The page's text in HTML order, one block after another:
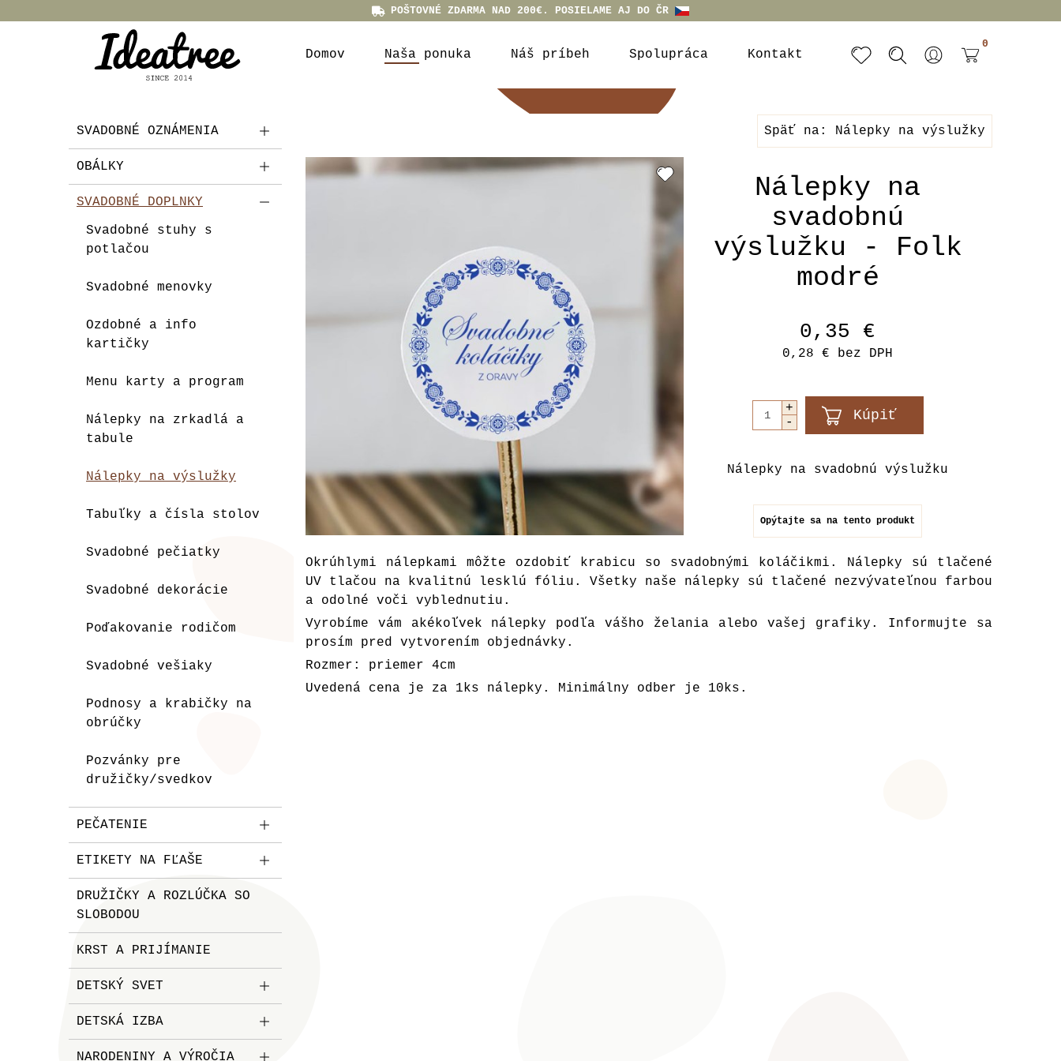
POŠTOVNÉ ZDARMA NAD 200€. POSIELAME AJ DO ČR
Domov Naša ponuka Náš príbeh Spolupráca Kontakt
0
SVADOBNÉ OZNÁMENIA
OBÁLKY
SVADOBNÉ DOPLNKY
Svadobné stuhy s
potlačou
Svadobné menovky
Ozdobné a info
kartičky
Menu karty a program
Nálepky na zrkadlá a
tabule
Nálepky na výslužky
Tabuľky a čísla stolov
Svadobné pečiatky
Svadobné dekorácie
Poďakovanie rodičom
Svadobné vešiaky
Podnosy a krabičky na
obrúčky
Pozvánky pre
družičky/svedkov
PEČATENIE
ETIKETY NA FĽAŠE
DRUŽIČKY A ROZLÚČKA SO
SLOBODOU
KRST A PRIJÍMANIE
DETSKÝ SVET
DETSKÁ IZBA
NARODENINY A VÝROČIA
Späť na: Nálepky na výslužky
Nálepky na
svadobnú
výslužku - Folk
modré
0,35 €
0,28 € bez DPH
Nálepky na svadobnú výslužku
Opýtajte sa na tento produkt
Okrúhlymi nálepkami môžte ozdobiť krabicu so svadobnými koláčikmi. Nálepky sú tlačené
UV tlačou na kvalitnú lesklú fóliu. Všetky naše nálepky sú tlačené nezvývateľnou farbou
a odolné voči vyblednutiu.
Vyrobíme vám akékoľvek nálepky podľa vášho želania alebo vašej grafiky. Informujte sa
prosím pred vytvorením objednávky.
Rozmer: priemer 4cm
Uvedená cena je za 1ks nálepky. Minimálny odber je 10ks.